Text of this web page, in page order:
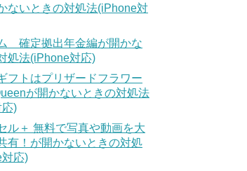
ないときの対処法(iPhone対
確定拠出年金編が開かな
処法(iPhone対応)
フトはプリザードフラワー
が開かないときの対処法
)
ル＋ 無料で写真や動画を大
有！が開かないときの対処
応)